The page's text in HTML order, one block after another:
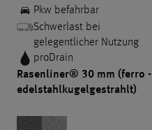
Pkw befahrbar
Schwerlast bei
gelegentlicher Nutzung
proDrain
Rasenliner® 30 mm (ferro -
edelstahlkugelgestrahlt)